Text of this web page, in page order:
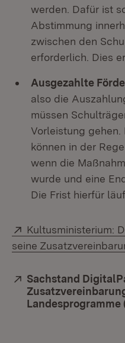
werden. Dafür ist
Abstimmung
zwischen den
erforderlich. Dies
Ausgezahlte
also die
müssen
Vorleistung
können in der
wenn die
wurde und eine
Die Frist hierfür
Extern:
Kultusministerium:
seine
Extern:
Sachstand
Landesprogramme